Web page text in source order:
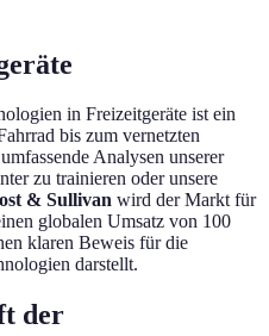
in Freizeitgeräte ist ein
bis zum vernetzten
Analysen unserer
zu trainieren oder unsere
& Sullivan wird der Markt für
globalen Umsatz von 100
klaren Beweis für die
darstellt.
der